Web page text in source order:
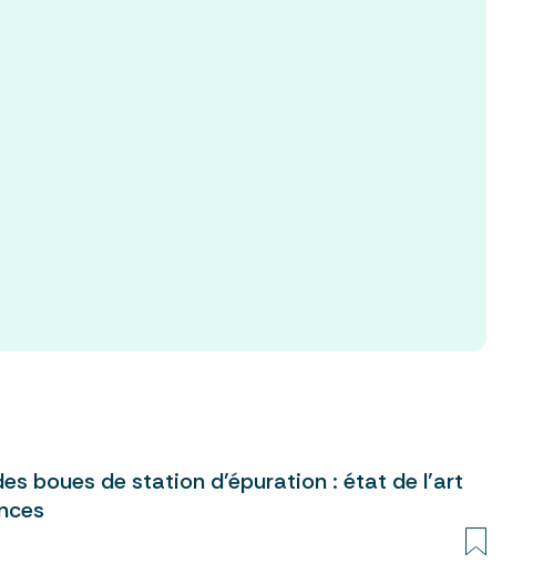
boues de station d’épuration : état de l’art